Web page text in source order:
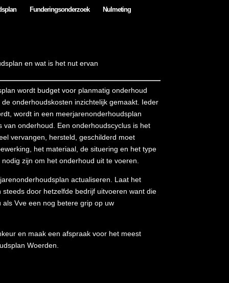
Funderingsonderzoek Nulmeting
en wat is het nut ervan
wordt budget voor planmatig onderhoud
onderhoudskosten inzichtelijk gemaakt. Ieder
wordt in een meerjarenonderhoudsplan
van onderhoud. Een onderhoudscyclus is het
vervangen, hersteld, geschilderd moet
het materiaal, de situering en het type
zijn om het onderhoud uit te voeren.
actualiseren. Laat het
door hetzelfde bedrijf uitvoeren want die
Vve een nog betere grip op uw
en maak een afspraak voor het meest
Woerden.